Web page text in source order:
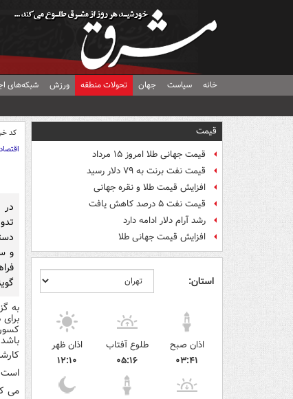
خانه سیاست جهان تحولات منطقه ورزش شبکه‌های
قیمت
قیمت جهانی طلا امروز ۱۵ مرداد
قیمت نفت برنت به ۷۹ دلار رسید
افزایش قیمت طلا و نقره جهانی
قیمت نفت ۵ درصد کاهش یافت
رشد آرام دلار ادامه دارد
افزایش قیمت جهانی طلا
استان:
اذان صبح
۰۳:۴۱
طلوع آفتاب
۰۵:۱۶
اذان ظهر
۱۲:۱۰
کد
اقتصاد
در
و
به
می